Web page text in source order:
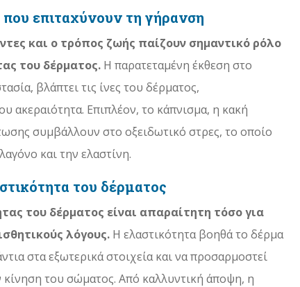
επιταχύνουν τη γήρανση
και ο τρόπος ζωής παίζουν σημαντικό ρόλο
του δέρματος. Η παρατεταμένη έκθεση στο
βλάπτει τις ίνες του δέρματος,
ακεραιότητα. Επιπλέον, το κάπνισμα, η κακή
συμβάλλουν στο οξειδωτικό στρες, το οποίο
και την ελαστίνη.
του δέρματος
του δέρματος είναι απαραίτητη τόσο για
λόγους. Η ελαστικότητα βοηθά το δέρμα
στα εξωτερικά στοιχεία και να προσαρμοστεί
κίνηση του σώματος. Από καλλυντική άποψη, η